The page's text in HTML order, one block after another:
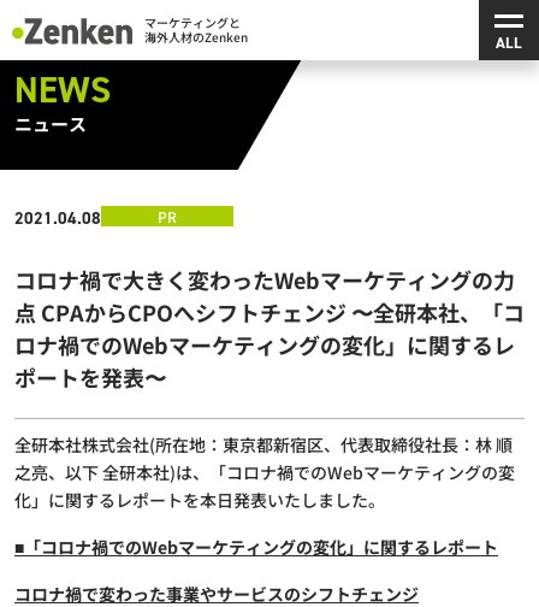
マーケティングと海外人材のZenken
メ
NEWS
ニュース
2021.04.08 PR
コロナ禍で大きく変わったWebマーケティングの力
点 CPAからCPOへシフトチェンジ 〜全研本社、「コ
ロナ禍でのWebマーケティングの変化」に関するレ
ポートを発表〜
全研本社株式会社(所在地：東京都新宿区、代表取締役社長：林 順
之亮、以下 全研本社)は、「コロナ禍でのWebマーケティングの変
化」に関するレポートを本日発表いたしました。
■「コロナ禍でのWebマーケティングの変化」に関するレポート
コロナ禍で変わった事業やサービスのシフトチェンジ